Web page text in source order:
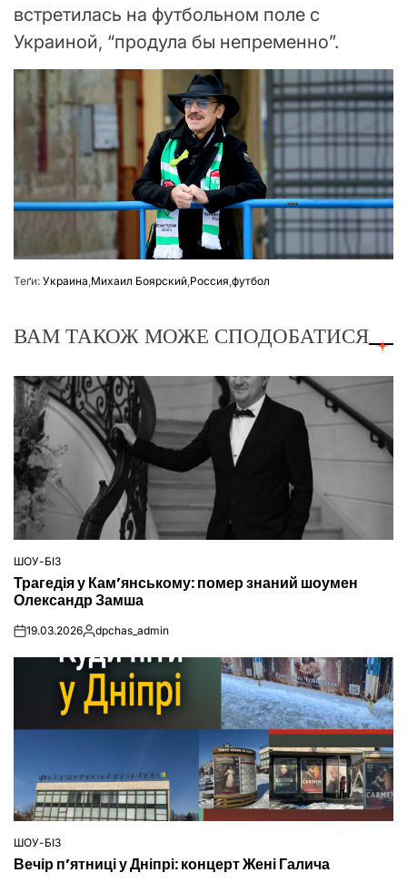
встретилась на футбольном поле с
Украиной, “продула бы непременно”.
Теґи: Украина,Михаил Боярский,Россия,футбол
ВАМ ТАКОЖ МОЖЕ СПОДОБАТИСЯ
ОПУБЛІКУВАТИ
ШОУ-БІЗ
Трагедія у Кам’янському: помер знаний шоумен
Олександр Замша
on19.03.2026Опубліковано
dpchas_admin
ОПУБЛІКУВАТИ
У
ШОУ-БІЗ
Вечір п’ятниці у Дніпрі: концерт Жені Галича